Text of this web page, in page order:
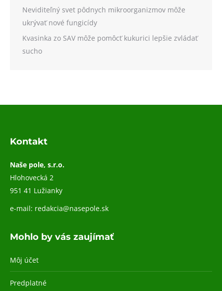
Neviditeľný svet pôdnych mikroorganizmov môže
ukrývať nové fungicídy
Kvasinka zo SAV môže pomôcť kukurici lepšie zvládať
sucho
Kontakt
Naše pole, s.r.o.
Hlohovecká 2
951 41 Lužianky
e-mail: redakcia@nasepole.sk
Mohlo by vás zaujímať
Môj účet
Predplatné